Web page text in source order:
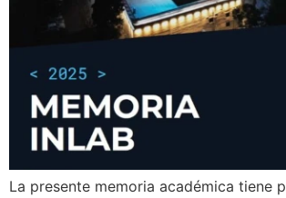
La presente memoria académica tiene